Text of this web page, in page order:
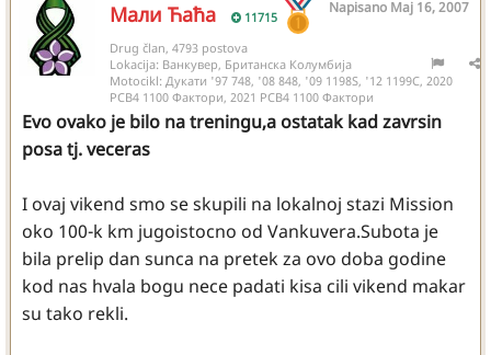
Мали Ћаћа 11715
Napisano Maj 16, 2007
Drug član, 4793 postova
Lokacija: Ванкувер, Британска Колумбија
Motocikl: Дукати '97 748, '08 848, '09 1198S, '12 1199С, 2020
РСВ4 1100 Фактори, 2021 РСВ4 1100 Фактори
Evo ovako je bilo na treningu,a ostatak kad zavrsin
posa tj. veceras
I ovaj vikend smo se skupili na lokalnoj stazi Mission
oko 100-k km jugoistocno od Vankuvera.Subota je
bila prelip dan sunca na pretek za ovo doba godine
kod nas hvala bogu nece padati kisa cili vikend makar
su tako rekli.